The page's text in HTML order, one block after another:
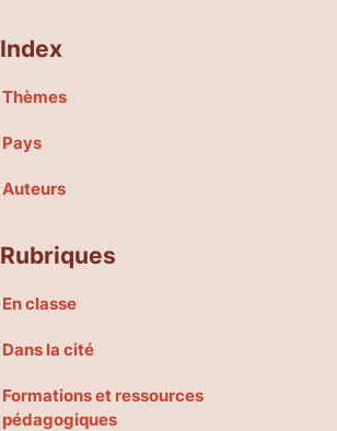
Index
Thèmes
Pays
Auteurs
Rubriques
En classe
Dans la cité
Formations et ressources
pédagogiques